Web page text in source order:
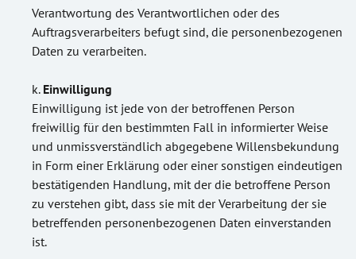
Verantwortung des Verantwortlichen oder des
Auftragsverarbeiters befugt sind, die personenbezogenen
Daten zu verarbeiten.
Einwilligung
Einwilligung ist jede von der betroffenen Person
freiwillig für den bestimmten Fall in informierter Weise
und unmissverständlich abgegebene Willensbekundung
in Form einer Erklärung oder einer sonstigen eindeutigen
bestätigenden Handlung, mit der die betroffene Person
zu verstehen gibt, dass sie mit der Verarbeitung der sie
betreffenden personenbezogenen Daten einverstanden
ist.